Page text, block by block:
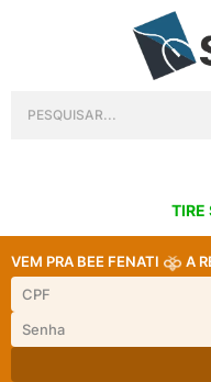
TIRE
VEM PRA BEE FENATI A